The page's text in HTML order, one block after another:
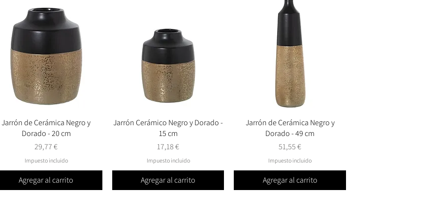
Vista rápida
Jarrón de Cerámica Negro y
Dorado - 20 cm
Precio
29,77 €
Impuesto incluido
Agregar al carrito
Vista rápida
Jarrón Cerámico Negro y Dorado -
15 cm
Precio
17,18 €
Impuesto incluido
Agregar al carrito
Vista rápida
Jarrón de Cerámica Negro y
Dorado - 49 cm
Precio
51,55 €
Impuesto incluido
Agregar al carrito